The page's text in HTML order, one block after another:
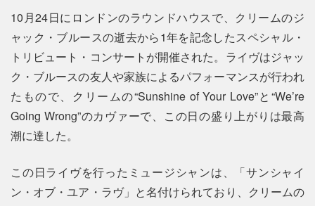
10月24日にロンドンのラウンドハウスで、クリームのジ
ャック・ブルースの逝去から1年を記念したスペシャル・
トリビュート・コンサートが開催された。ライヴはジャッ
ク・ブルースの友人や家族によるパフォーマンスが行われ
たもので、クリームの“Sunshine of Your Love”と“We’re
Going Wrong”のカヴァーで、この日の盛り上がりは最高
潮に達した。
この日ライヴを行ったミュージシャンは、「サンシャイ
ン・オブ・ユア・ラヴ」と名付けられており、クリームの